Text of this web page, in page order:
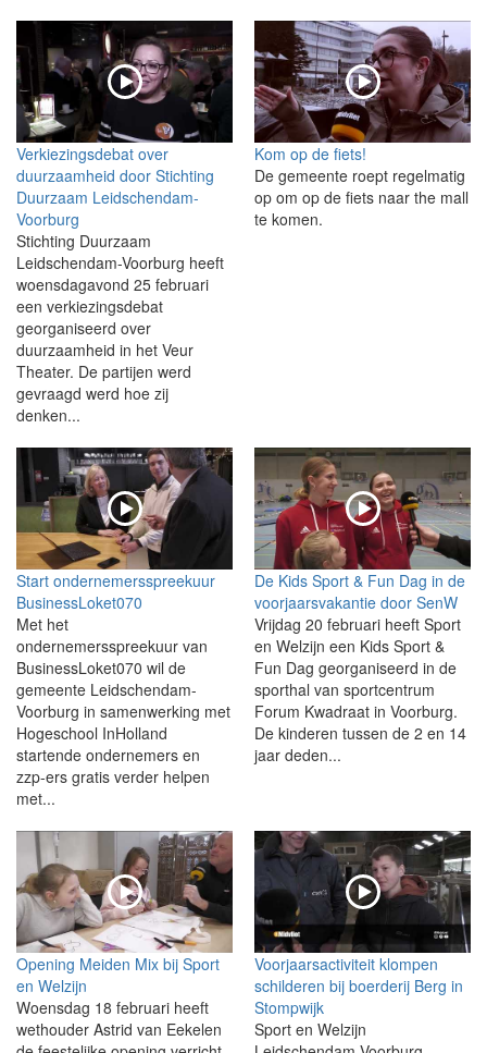
Verkiezingsdebat over
duurzaamheid door Stichting
Duurzaam Leidschendam-
Voorburg
Stichting Duurzaam
Leidschendam-Voorburg heeft
woensdagavond 25 februari
een verkiezingsdebat
georganiseerd over
duurzaamheid in het Veur
Theater. De partijen werd
gevraagd werd hoe zij
denken...
Kom op de fiets!
De gemeente roept regelmatig
op om op de fiets naar the mall
te komen.
Start ondernemersspreekuur
BusinessLoket070
Met het
ondernemersspreekuur van
BusinessLoket070 wil de
gemeente Leidschendam-
Voorburg in samenwerking met
Hogeschool InHolland
startende ondernemers en
zzp-ers gratis verder helpen
met...
De Kids Sport & Fun Dag in de
voorjaarsvakantie door SenW
Vrijdag 20 februari heeft Sport
en Welzijn een Kids Sport &
Fun Dag georganiseerd in de
sporthal van sportcentrum
Forum Kwadraat in Voorburg.
De kinderen tussen de 2 en 14
jaar deden...
Opening Meiden Mix bij Sport
en Welzijn
Woensdag 18 februari heeft
wethouder Astrid van Eekelen
Voorjaarsactiviteit klompen
schilderen bij boerderij Berg in
Stompwijk
Sport en Welzijn